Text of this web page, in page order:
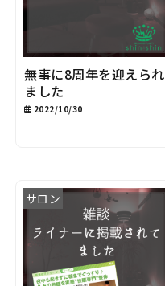
無事に8周年を迎えられ
ました
2022/10/30
サロン